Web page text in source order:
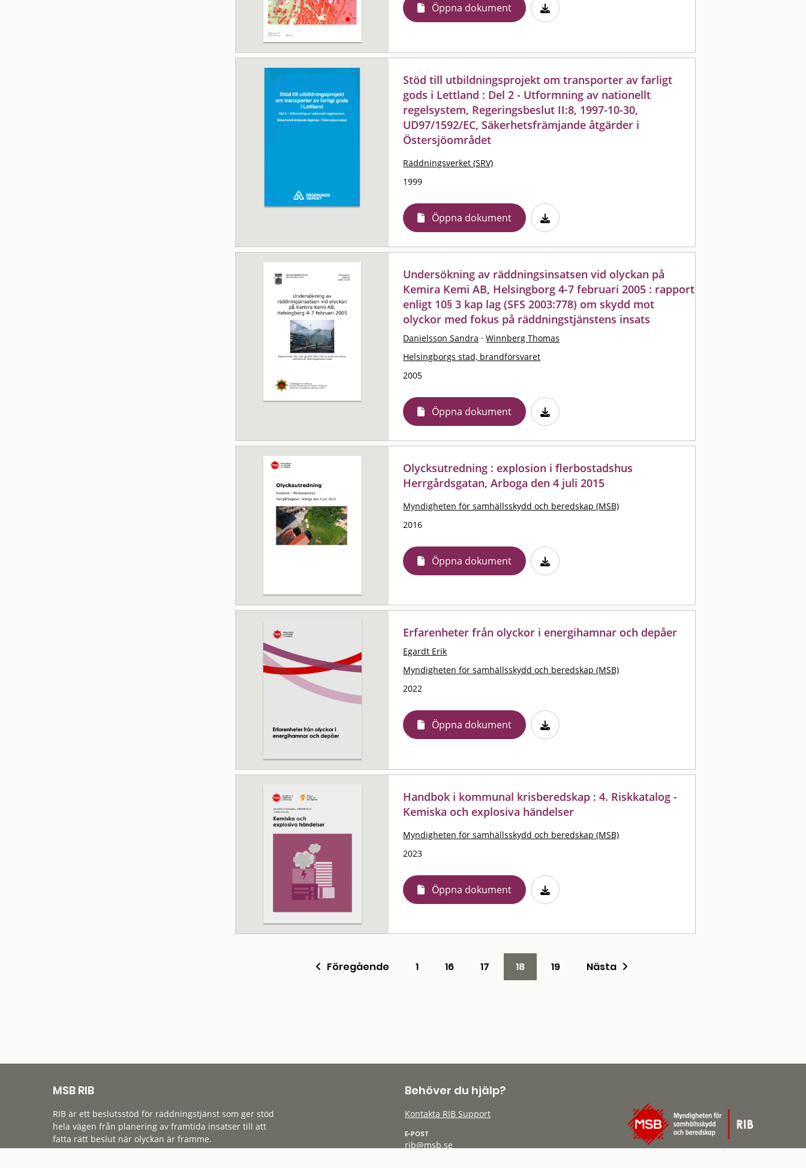
Öppna dokument
Stöd till utbildningsprojekt om transporter av farligt
gods i Lettland : Del 2 - Utformning av nationellt
regelsystem, Regeringsbeslut II:8, 1997-10-30,
UD97/1592/EC, Säkerhetsfrämjande åtgärder i
Östersjöområdet
Räddningsverket (SRV)
1999
Öppna dokument
Undersökning av räddningsinsatsen vid olyckan på
Kemira Kemi AB, Helsingborg 4-7 februari 2005 : rapport
enligt 10§ 3 kap lag (SFS 2003:778) om skydd mot
olyckor med fokus på räddningstjänstens insats
Danielsson Sandra · Winnberg Thomas
Helsingborgs stad, brandförsvaret
2005
Öppna dokument
Olycksutredning : explosion i flerbostadshus
Herrgårdsgatan, Arboga den 4 juli 2015
Myndigheten för samhällsskydd och beredskap (MSB)
2016
Öppna dokument
Erfarenheter från olyckor i energihamnar och depåer
Egardt Erik
Myndigheten för samhällsskydd och beredskap (MSB)
2022
Öppna dokument
Handbok i kommunal krisberedskap : 4. Riskkatalog -
Kemiska och explosiva händelser
Myndigheten för samhällsskydd och beredskap (MSB)
2023
Öppna dokument
Föregående 1 16 17 18 19 Nästa
MSB RIB
RIB är ett beslutsstöd för räddningstjänst som ger stöd
hela vägen från planering av framtida insatser till att
fatta rätt beslut när olyckan är framme.
Behöver du hjälp?
Kontakta RIB Support
E-POST
rib@msb.se